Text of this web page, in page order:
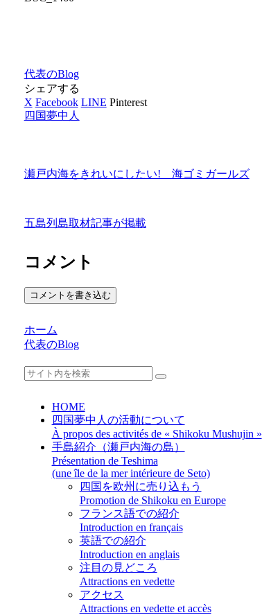
代表のBlog
シェアする
X Facebook LINE Pinterest
四国夢中人
瀬戸内海をきれいにしたい! 海ゴミガールズ
五島列島取材記事が掲載
コメント
コメントを書き込む
ホーム
代表のBlog
HOME
四国夢中人の活動について
À propos des activités de « Shikoku Mushujin »
手島紹介（瀬戸内海の島）
Présentation de Teshima
(une île de la mer intérieure de Seto)
四国を欧州に売り込もう
Promotion de Shikoku en Europe
フランス語での紹介
Introduction en français
英語での紹介
Introduction en anglais
注目の見どころ
Attractions en vedette
アクセス
Attractions en vedette et accès